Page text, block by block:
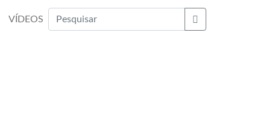
VÍDEOS
Buscar